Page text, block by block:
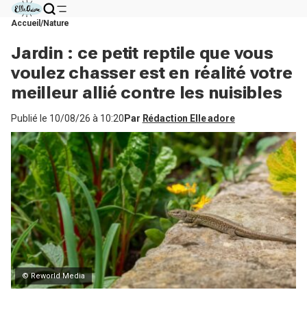
Accueil Nature
Jardin : ce petit reptile que vous
voulez chasser est en réalité votre
meilleur allié contre les nuisibles
Publié le 10/08/26 à 10:20 Par Rédaction Elle adore
© Reworld Media